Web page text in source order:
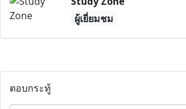
ผู้เยี่ยมชม
ตอบกระทู้